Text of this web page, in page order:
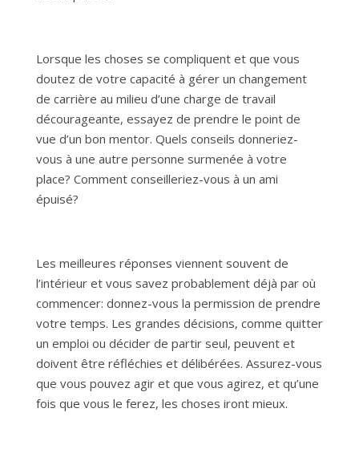
Lorsque les choses se compliquent et que vous
doutez de votre capacité à gérer un changement
de carrière au milieu d’une charge de travail
décourageante, essayez de prendre le point de
vue d’un bon mentor. Quels conseils donneriez-
vous à une autre personne surmenée à votre
place? Comment conseilleriez-vous à un ami
épuisé?
Les meilleures réponses viennent souvent de
l’intérieur et vous savez probablement déjà par où
commencer: donnez-vous la permission de prendre
votre temps. Les grandes décisions, comme quitter
un emploi ou décider de partir seul, peuvent et
doivent être réfléchies et délibérées. Assurez-vous
que vous pouvez agir et que vous agirez, et qu’une
fois que vous le ferez, les choses iront mieux.